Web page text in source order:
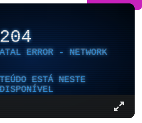
204
ERROR - NETWORK
ESTÁ NESTE